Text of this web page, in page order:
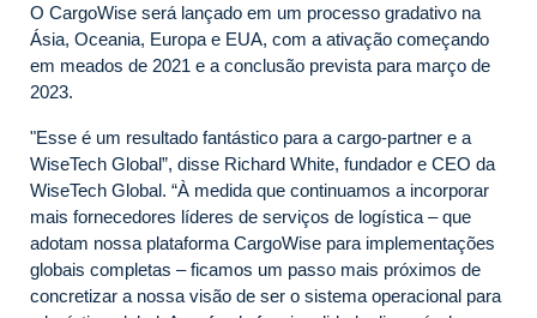
O CargoWise será lançado em um processo gradativo na
Ásia, Oceania, Europa e EUA, com a ativação começando
em meados de 2021 e a conclusão prevista para março de
2023.
"Esse é um resultado fantástico para a cargo-partner e a
WiseTech Global”, disse Richard White, fundador e CEO da
WiseTech Global. “À medida que continuamos a incorporar
mais fornecedores líderes de serviços de logística – que
adotam nossa plataforma CargoWise para implementações
globais completas – ficamos um passo mais próximos de
concretizar a nossa visão de ser o sistema operacional para